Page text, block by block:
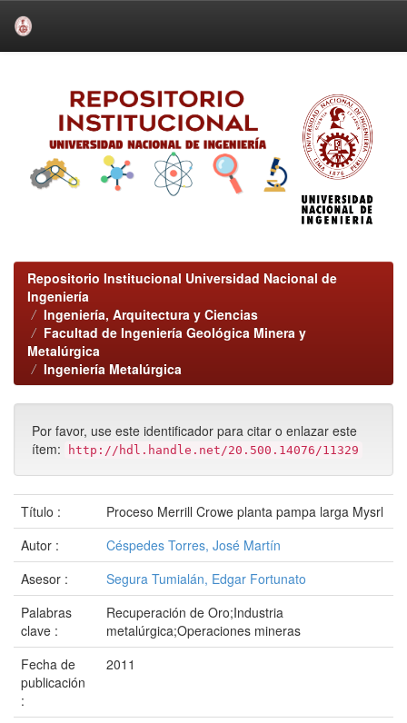
Repositorio Institucional Universidad Nacional de
Ingeniería
Ingeniería, Arquitectura y Ciencias
Facultad de Ingeniería Geológica Minera y
Metalúrgica
Ingeniería Metalúrgica
Por favor, use este identificador para citar o enlazar este
ítem:
http://hdl.handle.net/20.500.14076/11329
Título :
Proceso Merrill Crowe planta pampa larga Mysrl
Autor :
Céspedes Torres, José Martín
Asesor :
Segura Tumialán, Edgar Fortunato
Palabras
clave :
Recuperación de Oro;Industria
metalúrgica;Operaciones mineras
Fecha de
publicación
:
2011